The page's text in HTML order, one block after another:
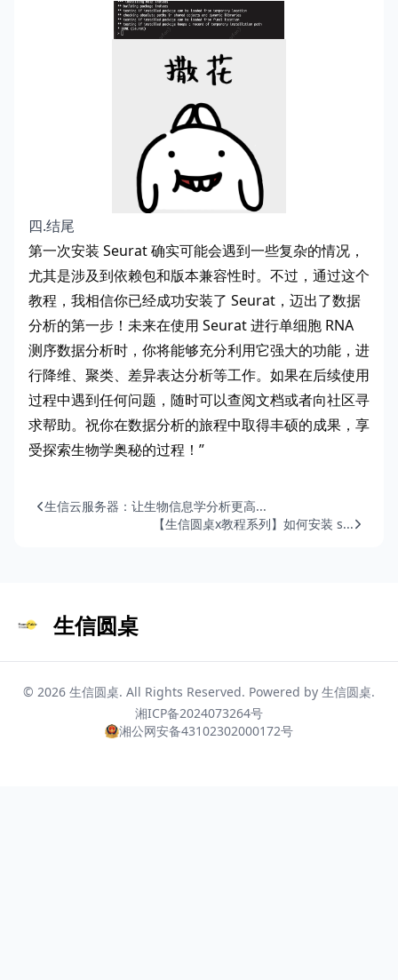
四.结尾
第一次安装 Seurat 确实可能会遇到一些复杂的情况，
尤其是涉及到依赖包和版本兼容性时。不过，通过这个
教程，我相信你已经成功安装了 Seurat，迈出了数据
分析的第一步！未来在使用 Seurat 进行单细胞 RNA
测序数据分析时，你将能够充分利用它强大的功能，进
行降维、聚类、差异表达分析等工作。如果在后续使用
过程中遇到任何问题，随时可以查阅文档或者向社区寻
求帮助。祝你在数据分析的旅程中取得丰硕的成果，享
受探索生物学奥秘的过程！”
生信云服务器：让生物信息学分析更高...
【生信圆桌x教程系列】如何安装 s...
生信圆桌
© 2026 生信圆桌. All Rights Reserved. Powered by 生信圆桌.
湘ICP备2024073264号
湘公网安备43102302000172号